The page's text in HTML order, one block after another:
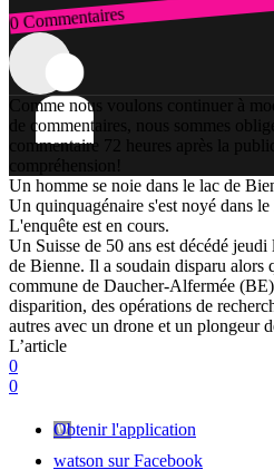
0 Commentaires
Connexion
Comme nous voulons continuer à
de commentaires, nous sommes
commentaire 72 heures après la
compréhension!
Un homme se noie dans le lac de
Un quinquagénaire s'est noyé dans
L'enquête est en cours.
Un Suisse de 50 ans est décédé
de Bienne. Il a soudain disparu alors
commune de Daucher-Alfermée
disparition, des opérations de
autres avec un drone et un plongeur
L’article
0
0
Obtenir l'application
watson sur Facebook